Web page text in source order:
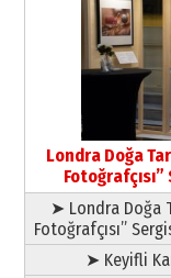
09
Yusuf
yazar
11
Londra Doğa
➤ Londra Doğa
Fotoğrafçısı”
➤ Keyifli